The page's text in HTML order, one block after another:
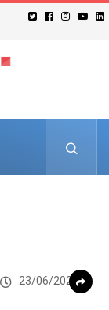
23/06/2026